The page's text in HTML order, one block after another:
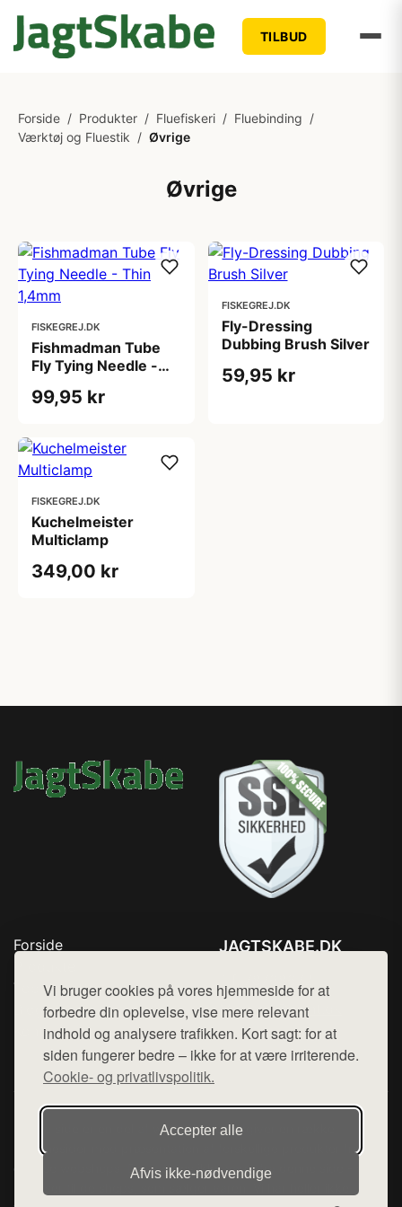
Vi bruger cookies på vores hjemmeside for at
forbedre din oplevelse, vise mere relevant
indhold og analysere trafikken. Kort sagt: for at
siden fungerer bedre – ikke for at være irriterende.
Cookie- og privatlivspolitik.
Accepter alle
Afvis ikke‑nødvendige
TILBUD
Forside / Produkter / Fluefiskeri / Fluebinding /
Værktøj og Fluestik / Øvrige
Øvrige
FISKEGREJ.DK
Fishmadman Tube
Fly Tying Needle -
99,95 kr
FISKEGREJ.DK
Fly-Dressing
Dubbing Brush Silver
59,95 kr
FISKEGREJ.DK
Kuchelmeister
Multiclamp
349,00 kr
Forside
Top Rabatter
Blog
Kontakt
JAGTSKABE.DK
Mail: hej@want.dk
Cookie- og privatlivspolitik
Denne side er en del af want.dk, der udgiver en række
hjemmesider med præsentation af forskellige produkter fra
diverse webshops. Der sælges ikke varer fra denne side - vi
henviser til de shops, som sælger varen. Vi har heller ikke